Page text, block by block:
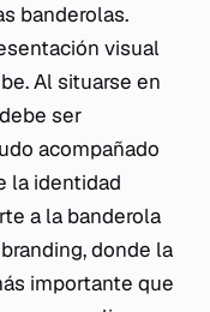
banderolas.
visual
Al situarse en
ser
acompañado
la identidad
a la banderola
donde la
importante que